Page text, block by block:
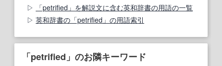
「petrified」を解説文に含む英和辞書の用語の一覧
英和辞書の「petrified」の用語索引
「petrified」のお隣キーワード